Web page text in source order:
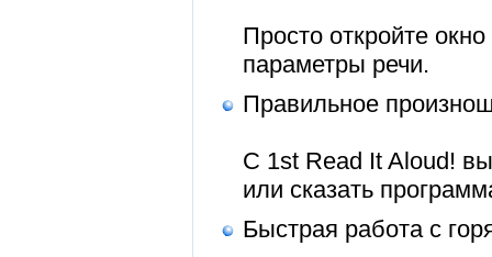
Просто откройте
параметры речи.
Правильное
С 1st Read It Aloud!
или сказать
Быстрая работа с